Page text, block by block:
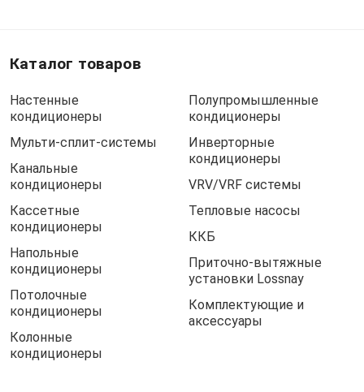
Каталог товаров
Настенные
кондиционеры
Мульти-сплит-системы
Канальные
кондиционеры
Кассетные
кондиционеры
Напольные
кондиционеры
Потолочные
кондиционеры
Колонные
кондиционеры
Полупромышленные
кондиционеры
Инверторные
кондиционеры
VRV/VRF системы
Тепловые насосы
ККБ
Приточно-вытяжные
установки Lossnay
Комплектующие и
аксессуары